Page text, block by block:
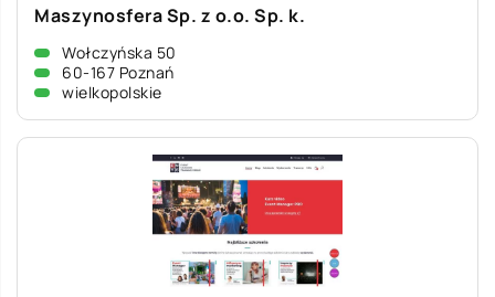
Maszynosfera Sp. z o.o. Sp. k.
Wołczyńska 50
60-167 Poznań
wielkopolskie